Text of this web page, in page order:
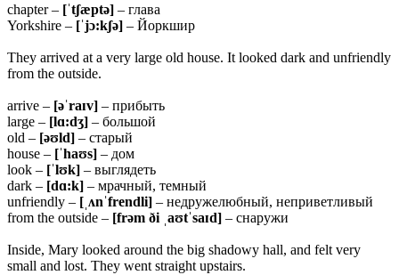
chapter – [ˈtʃæptə] – глава
Yorkshire – [ˈjɔ:kʃə] – Йоркшир
They arrived at a very large old house. It looked dark and unfriendly
from the outside.
arrive – [əˈraɪv] – прибыть
large – [lɑ:dʒ] – большой
old – [əʊld] – старый
house – [ˈhaʊs] – дом
look – [ˈlʊk] – выглядеть
dark – [dɑ:k] – мрачный, темный
unfriendly – [ˌʌnˈfrendli] – недружелюбный, неприветливый
from the outside – [frəm ði ˌaʊtˈsaɪd] – снаружи
Inside, Mary looked around the big shadowy hall, and felt very
small and lost. They went straight upstairs.